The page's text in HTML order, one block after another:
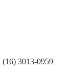
(16) 3013-0959